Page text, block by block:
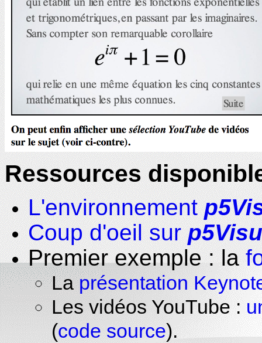
Ressources
L'environnement
Coup d'oeil sur
Premier exemple : la
Laprésentation
Les vidéos YouTube :
(code source).